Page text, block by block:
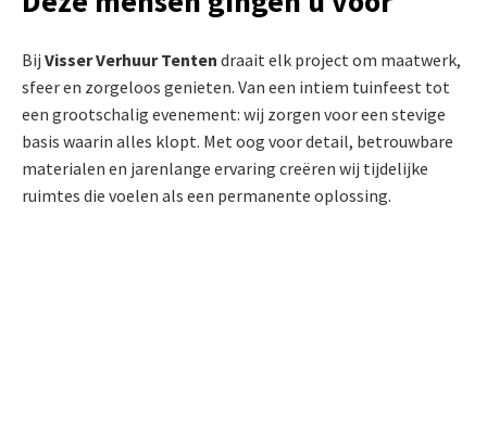
Bij Visser Verhuur Tenten draait elk project om maatwerk,
sfeer en zorgeloos genieten. Van een intiem tuinfeest tot
een grootschalig evenement: wij zorgen voor een stevige
basis waarin alles klopt. Met oog voor detail, betrouwbare
materialen en jarenlange ervaring creëren wij tijdelijke
ruimtes die voelen als een permanente oplossing.